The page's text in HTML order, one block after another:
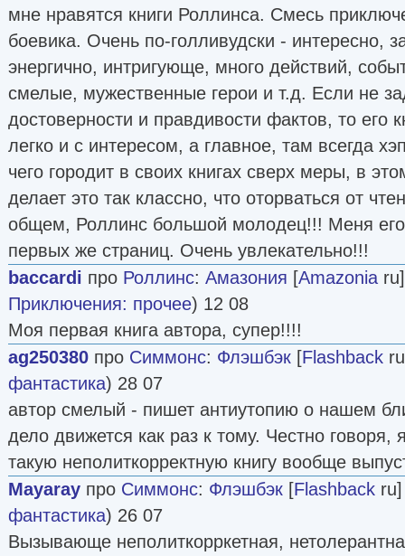
мне нравятся книги Роллинса. Смесь
боевика. Очень по-голливудски - интересно,
энергично, интригующе, много действий,
смелые, мужественные герои и т.д. Если не
достоверности и правдивости фактов, то его
легко и с интересом, а главное, там всегда
чего городит в своих книгах сверх меры, в
делает это так классно, что оторваться от
общем, Роллинс большой молодец!!! Меня его
первых же страниц. Очень увлекательно!!!
baccardi про Роллинс: Амазония [Amazonia
Приключения: прочее) 12 08
Моя первая книга автора, супер!!!!
ag250380 про Симмонс: Флэшбэк [Flashback
фантастика) 28 07
автор смелый - пишет антиутопию о нашем
дело движется как раз к тому. Честно говоря,
такую неполиткорректную книгу вообще
Mayaray про Симмонс: Флэшбэк [Flashback
фантастика) 26 07
Вызывающе неполиткорркетная,